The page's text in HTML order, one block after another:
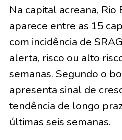
Na capital acreana,
aparece entre as 15
com incidência de
alerta, risco ou alto
semanas. Segundo o
apresenta sinal de
tendência de longo
últimas seis semanas.